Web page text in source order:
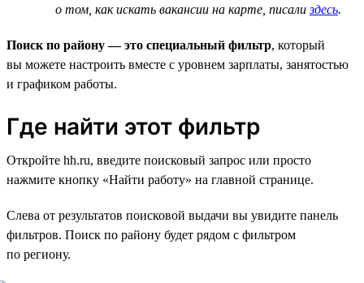
о том, как искать вакансии на карте, писализдесь.
Поиск по району — это специальный фильтр, который
вы можете настроить вместе с уровнем зарплаты, занятостью
и графиком работы.
Где найти этот фильтр
Откройте hh.ru, введите поисковый запрос или просто
нажмите кнопку «Найти работу» на главной странице.
Слева от результатов поисковой выдачи вы увидите панель
фильтров. Поиск по району будет рядом с фильтром
по региону.